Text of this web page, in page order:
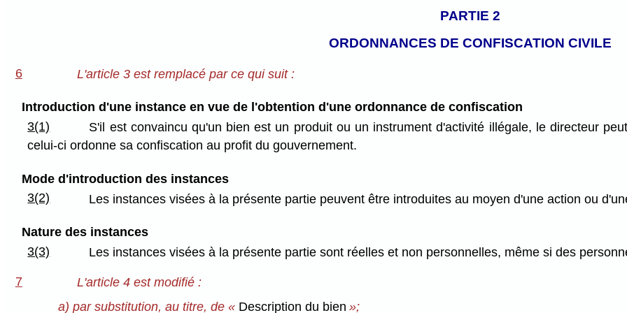
PARTIE 2
ORDONNANCES DE CONFISCATION CIVILE
6 L'article 3 est remplacé par ce qui suit :
Introduction d'une instance en vue de l'obtention d'une ordonnance de confiscation
3(1)
S'il est convaincu qu'un bien est un produit ou un instrument d'activité illégale, le directeur
celui-ci ordonne sa confiscation au profit du gouvernement.
Mode d'introduction des instances
3(2)
Les instances visées à la présente partie peuvent être introduites au moyen d'une action ou
Nature des instances
3(3)
Les instances visées à la présente partie sont réelles et non personnelles, même si des
7
L'article 4 est modifié :
a) par substitution, au titre, de « Description du bien »;